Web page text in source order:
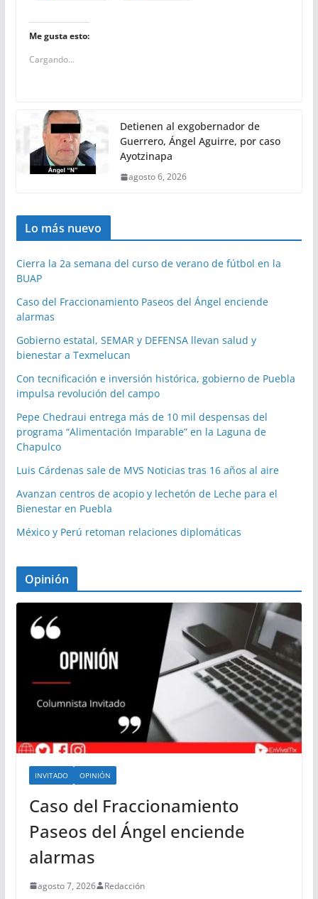
Me gusta esto:
Cargando...
Detienen al exgobernador de
Guerrero, Ángel Aguirre, por caso
Ayotzinapa
agosto 6, 2026
Lo más nuevo
Cierra la 2a semana del curso de verano de fútbol en la
BUAP
Caso del Fraccionamiento Paseos del Ángel enciende
alarmas
Gobierno estatal, SEMAR y DEFENSA llevan salud y
bienestar a Texmelucan
Con tecnificación e inversión histórica, gobierno de Puebla
impulsa revolución del campo
Pepe Chedraui entrega más de 10 mil despensas del
programa “Alimentación Imparable” en la Laguna de
Chapulco
Luis Cárdenas sale de MVS Noticias tras 16 años al aire
Avanzan centros de acopio y lechetón de Leche para el
Bienestar en Puebla
México y Perú retoman relaciones diplomáticas
Opinión
INVITADO OPINIÓN
Caso del Fraccionamiento
Paseos del Ángel enciende
alarmas
agosto 7, 2026 Redacción